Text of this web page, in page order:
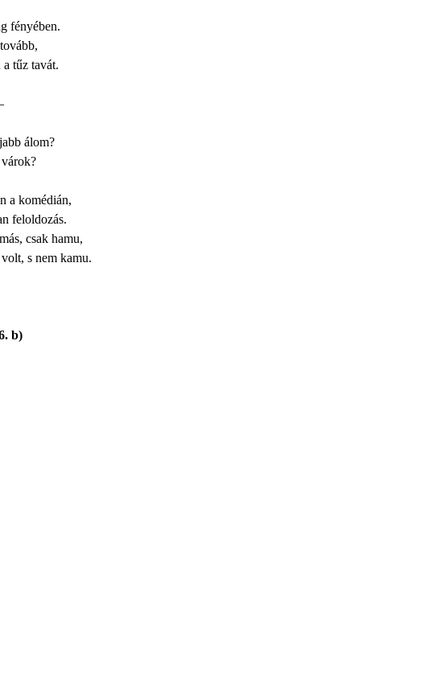
fényében.
a tűz tavát.
álom?
a komédián,
feloldozás.
csak hamu,
s nem kamu.
b)